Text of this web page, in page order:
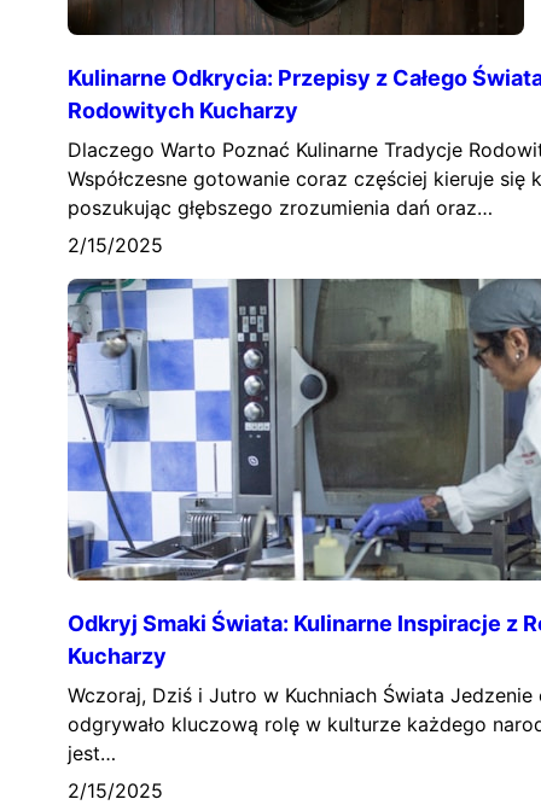
Kulinarne Odkrycia: Przepisy z Całego
Rodowitych Kucharzy
Dlaczego Warto Poznać Kulinarne Tradycje
Współczesne gotowanie coraz częściej kieruje się
poszukując głębszego zrozumienia dań oraz…
2/15/2025
Odkryj Smaki Świata: Kulinarne Inspiracje z
Kucharzy
Wczoraj, Dziś i Jutro w Kuchniach Świata Jedzenie
odgrywało kluczową rolę w kulturze każdego
jest…
2/15/2025